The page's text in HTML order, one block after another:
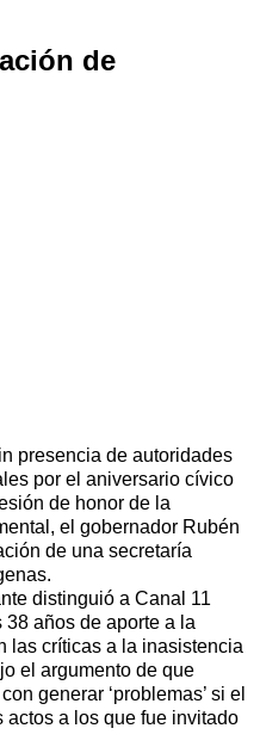
de
presencia de autoridades
por el aniversario cívico
de honor de la
el gobernador Rubén
de una secretaría
distinguió a Canal 11
años de aporte a la
las críticas a la inasistencia
el argumento de que
generar ‘problemas’ si el
actos a los que fue invitado